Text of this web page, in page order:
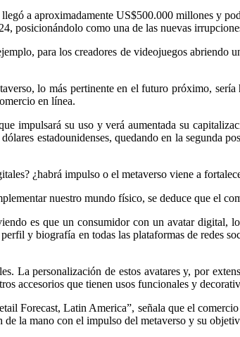
a aproximadamente US$500.000 millones y
posicionándolo como una de las nuevas
para los creadores de videojuegos
lo más pertinente en el futuro próximo,
en línea.
impulsará su uso y verá aumentada su
estadounidenses, quedando en la segunda
¿habrá impulso o el metaverso viene a
nuestro mundo físico, se deduce que el
es que un consumidor con un avatar
y biografía en todas las plataformas de redes
La personalización de estos avatares y, por
accesorios que tienen usos funcionales y
Forecast, Latin America”, señala que el
la mano con el impulso del metaverso y su